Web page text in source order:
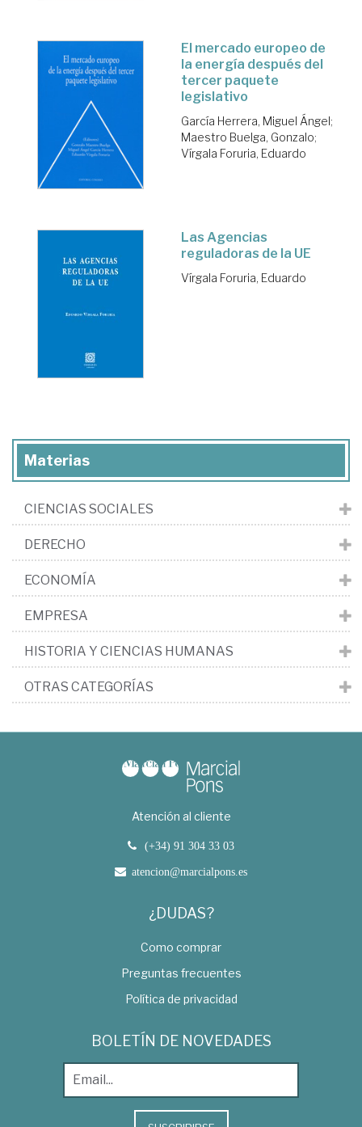
El mercado europeo de
la energía después del
tercer paquete
legislativo
García Herrera, Miguel Ángel;
Maestro Buelga, Gonzalo;
Vírgala Foruria, Eduardo
Las Agencias
reguladoras de la UE
Vírgala Foruria, Eduardo
Materias
CIENCIAS SOCIALES
DERECHO
ECONOMÍA
EMPRESA
HISTORIA Y CIENCIAS HUMANAS
OTRAS CATEGORÍAS
Atención al cliente
(+34) 91 304 33 03
atencion@marcialpons.es
¿DUDAS?
Como comprar
Preguntas frecuentes
Política de privacidad
BOLETÍN DE NOVEDADES